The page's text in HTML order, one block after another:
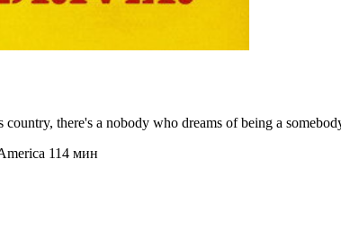
there's a nobody who dreams of being a
114 мин